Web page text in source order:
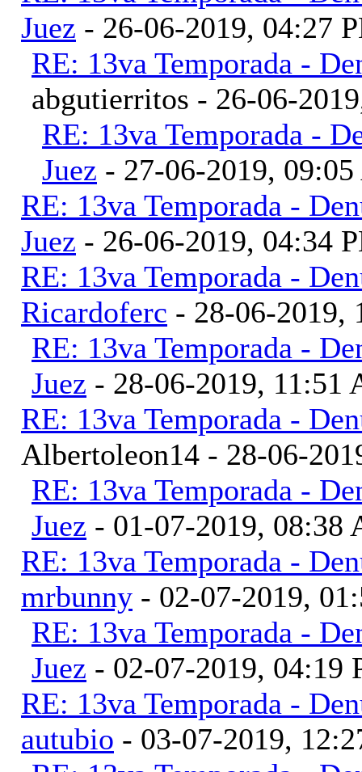
Juez - 26-06-2019, 04:27
RE: 13va Temporada -
abgutierritos - 26-06-
RE: 13va Temporada -
Juez - 27-06-2019,
RE: 13va Temporada -
Juez - 26-06-2019, 04:34
RE: 13va Temporada -
Ricardoferc - 28-06-2019,
RE: 13va Temporada -
Juez - 28-06-2019, 11:51
RE: 13va Temporada -
Albertoleon14 - 28-06-
RE: 13va Temporada -
Juez - 01-07-2019, 08:38
RE: 13va Temporada -
mrbunny - 02-07-2019,
RE: 13va Temporada -
Juez - 02-07-2019, 04:19
RE: 13va Temporada -
autubio - 03-07-2019,